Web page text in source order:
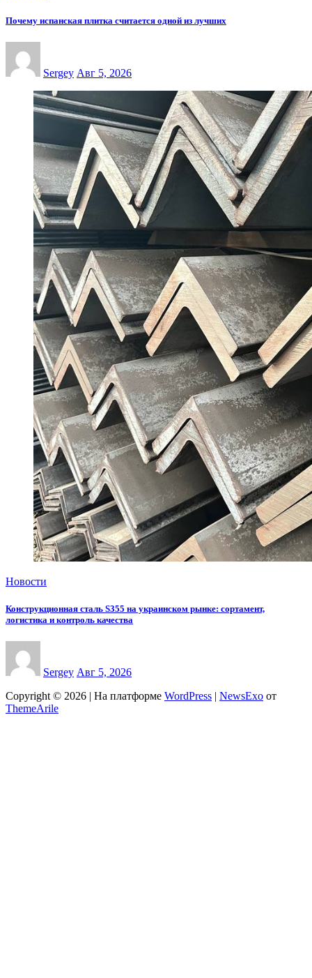
Почему испанская плитка считается одной из лучших
Sergey Авг 5, 2026
Новости
Конструкционная сталь S355 на украинском рынке: сортамент,
логистика и контроль качества
Sergey Авг 5, 2026
Copyright © 2026 | На платформе WordPress NewsExo от
ThemeArile